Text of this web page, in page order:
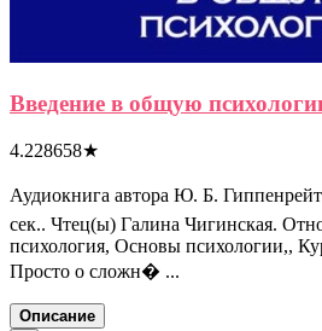
Введение в общую
4.228658★
Аудиокнига автора Ю. Б.
сек.. Чтец(ы) Галина Чигинская.
психология, Основы психологии,,
Просто о сложн� ...
Описание